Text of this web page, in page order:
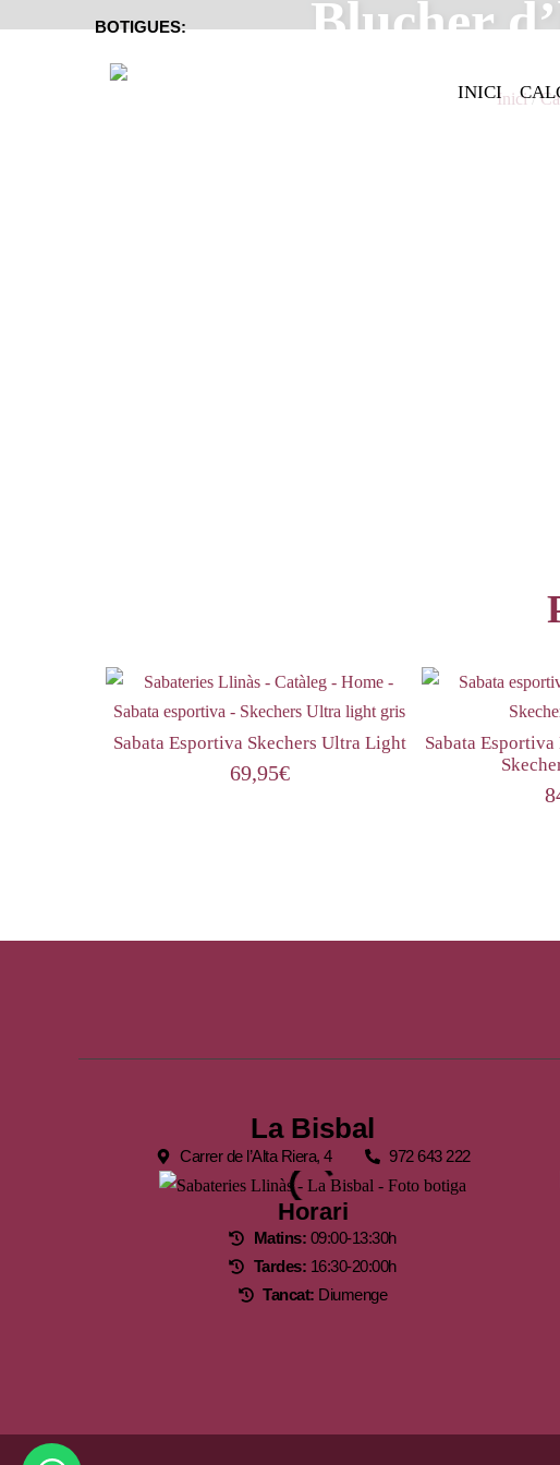
BOTIGUES:
INICI
Blucher
Inici/
Sabata Esportiva Skechers Ultra Light
69,95€
Sabata
La Bisbal
Carrer de l’Alta Riera, 4 972 643 222
Horari
Matins: 09:00-13:30h
Tardes: 16:30-20:00h
Tancat: Diumenge